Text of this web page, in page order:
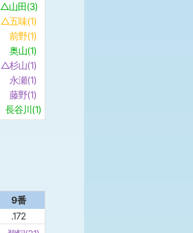
△山田(3)
△五味(1)
前野(1)
奥山(1)
△杉山(1)
永瀬(1)
藤野(1)
長谷川(1)
9番
.172